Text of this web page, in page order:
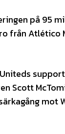
på 95
från Atlético
Scott
mot